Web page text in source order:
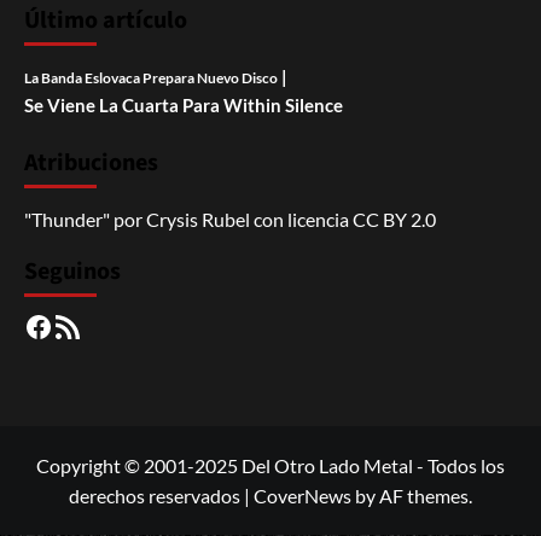
Último artículo
La Banda Eslovaca Prepara Nuevo Disco |
Se Viene La Cuarta Para Within Silence
Atribuciones
"Thunder" porCrysis Rubel con licenciaCC BY 2.0
Seguinos
Facebook
RSS
Copyright © 2001-2025 Del Otro Lado Metal - Todos los
derechos reservados | CoverNews by AF themes.